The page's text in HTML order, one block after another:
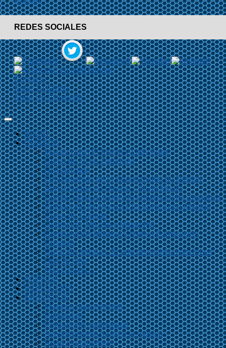
REDES SOCIALES
Contacto
Sube Tu Grupo
Sube Un Concierto
INICIO
CURSOS
Master class El Momo y Lady Funk
Curso de Dj en Zaragoza
Dj Avanzado
Fundamentos de la Sonorización de Directo
Sonorización en Directo – Nivel Medio
Combo musical moderno presencial en Zaragoza
Producción de Música Electrónica con Ableton
Curso de Cubase
Grabación, Mezcla y Mastering
Composición Musical Creativa Exploración
Creativa
Creación artística. El arte de escribir canciones
One To One
Más Cursos…
AGENDA
VIDEOCLIPS
SERVICIOS
Músicos para eventos
Publicidad
Producción audiovisual
Asesoramiento jurídico al músico
Road management